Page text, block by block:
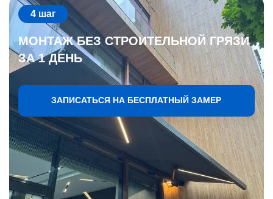
4 шаг
МОНТАЖ БЕЗ СТРОИТЕЛЬНОЙ ГРЯЗИ
ЗА 1 ДЕНЬ
ЗАПИСАТЬСЯ НА БЕСПЛАТНЫЙ ЗАМЕР